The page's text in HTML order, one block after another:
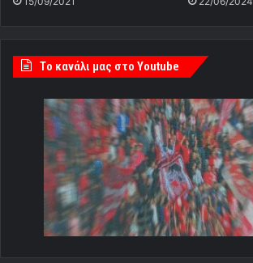
Tο κανάλι μας στο Youtube